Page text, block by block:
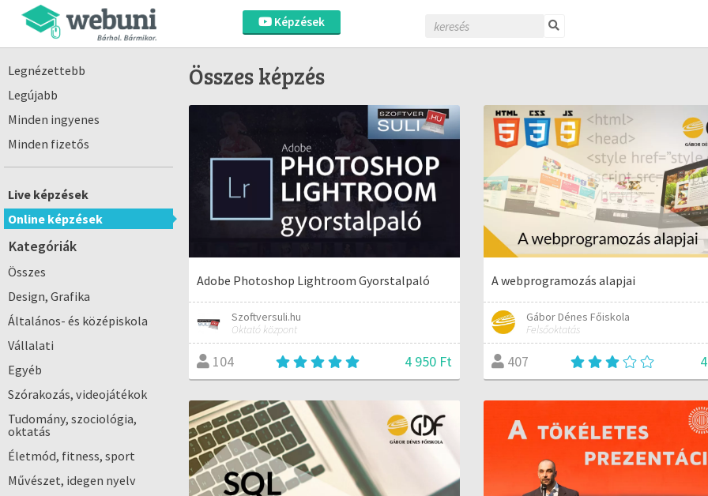
Képzések
Legnézettebb
Legújabb
Minden ingyenes
Minden fizetős
Live képzések
Online képzések
Kategóriák
Összes
Design, Grafika
Általános- és középiskola
Vállalati
Egyéb
Szórakozás, videojátékok
Tudomány, szociológia,
oktatás
Életmód, fitness, sport
Művészet, idegen nyelv
Összes képzés
Adobe Photoshop Lightroom Gyorstalpaló
Szoftversuli.hu
Oktató központ
104 4 950 Ft
A webprogramozás alapjai
Gábor Dénes Főiskola
Felsőoktatás
407